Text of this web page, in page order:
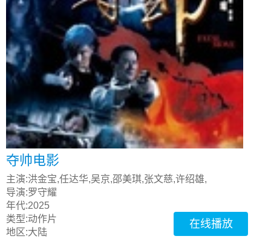
夺帅电影
主演:洪金宝,任达华,吴京,邵美琪,张文慈,许绍雄,
导演:罗守耀
年代:2025
类型:动作片
地区:大陆
在线播放